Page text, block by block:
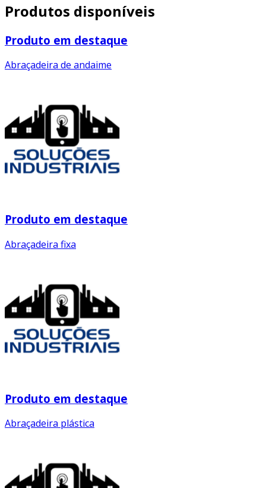
Produtos disponíveis
Produto em destaque
Abraçadeira de andaime
Produto em destaque
Abraçadeira fixa
Produto em destaque
Abraçadeira plástica